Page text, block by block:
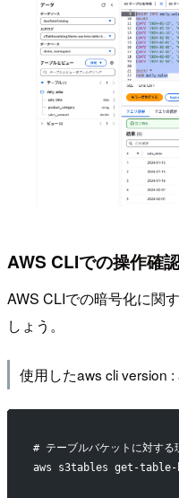
AWS CLIでの操作確
AWS CLIでの暗号化に関
しょう。
使用したaws cli version :
# テーブルバケットに対する
aws s3tables get-table-